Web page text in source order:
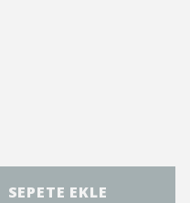
SEPETE EKLE